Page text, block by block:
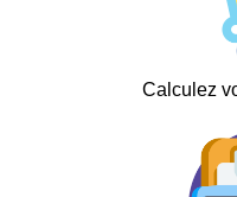
Calculez